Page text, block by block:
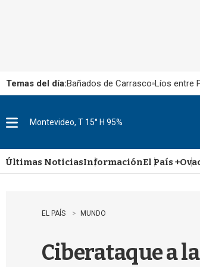
Temas del día:Bañados de Carrasco Líos entre
u
Montevideo, T 15° H 95%
Últimas NoticiasInformaciónEl País +
EL PAÍS MUNDO
Ciberataque a